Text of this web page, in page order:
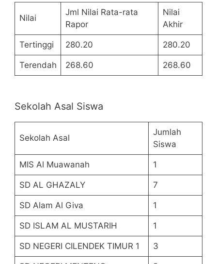
Nilai
Jml Nilai Rata-rata
Rapor
Nilai
Akhir
Tertinggi 280.20 280.20
Terendah 268.60 268.60
Sekolah Asal Siswa
Sekolah Asal
Jumlah
Siswa
MIS Al Muawanah 1
SD AL GHAZALY 7
SD Alam Al Giva 1
SD ISLAM AL MUSTARIH 1
SD NEGERI CILENDEK TIMUR 1 3